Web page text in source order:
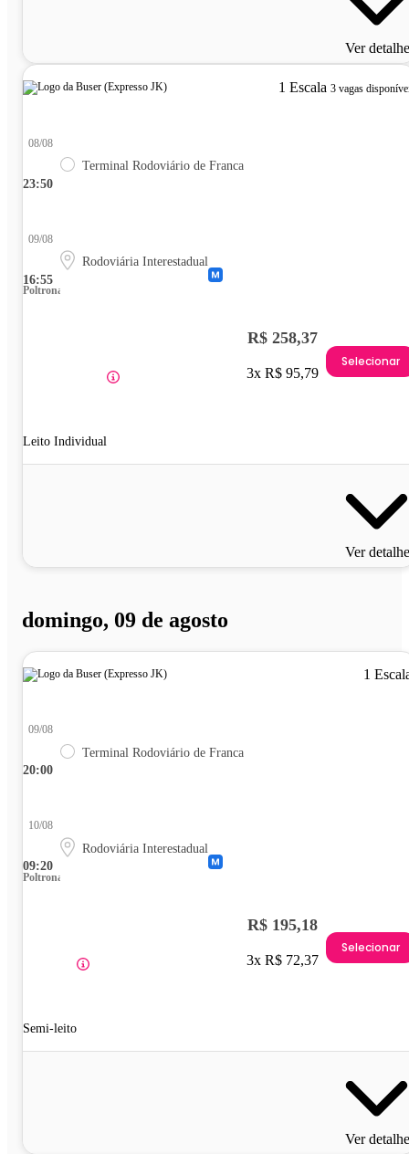
Ver
1 Escala 3 vagas
23:50
08/08
Terminal Rodoviário de Franca
16:55
09/08
Rodoviária Interestadual
Poltrona
Leito Individual
R$ 258,37
3x R$ 95,79
Selecionar
Ver
domingo, 09 de agosto
1
20:00
09/08
Terminal Rodoviário de Franca
09:20
10/08
Rodoviária Interestadual
Poltrona
Semi-leito
R$ 195,18
3x R$ 72,37
Selecionar
Ver